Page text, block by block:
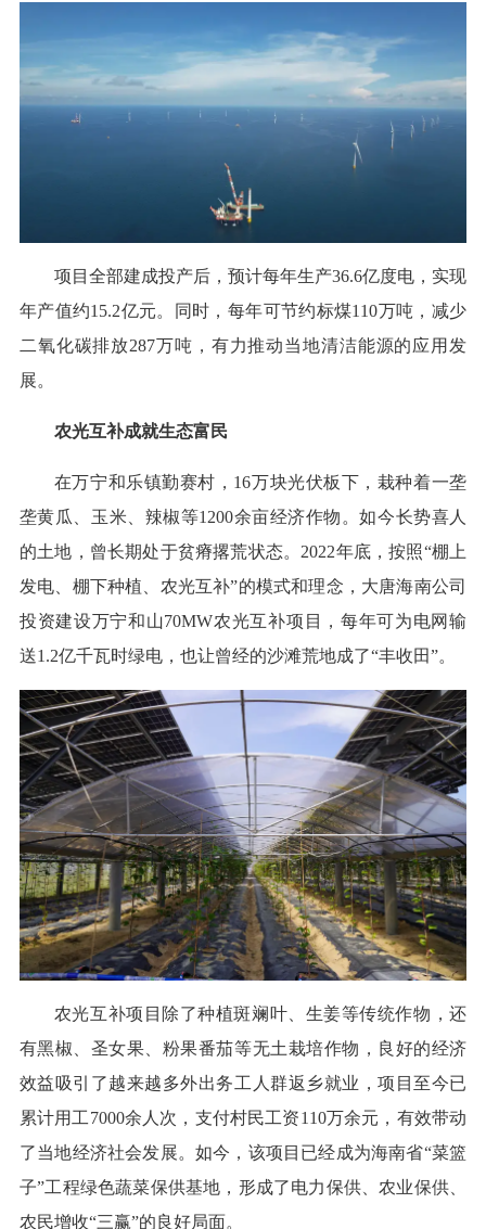
项目全部建成投产后，预计每年生产36.6亿度电，实现
年产值约15.2亿元。同时，每年可节约标煤110万吨，减少
二氧化碳排放287万吨，有力推动当地清洁能源的应用发
展。
农光互补成就生态富民
在万宁和乐镇勤赛村，16万块光伏板下，栽种着一垄
垄黄瓜、玉米、辣椒等1200余亩经济作物。如今长势喜人
的土地，曾长期处于贫瘠撂荒状态。2022年底，按照“棚上
发电、棚下种植、农光互补”的模式和理念，大唐海南公司
投资建设万宁和山70MW农光互补项目，每年可为电网输
送1.2亿千瓦时绿电，也让曾经的沙滩荒地成了“丰收田”。
农光互补项目除了种植斑斓叶、生姜等传统作物，还
有黑椒、圣女果、粉果番茄等无土栽培作物，良好的经济
效益吸引了越来越多外出务工人群返乡就业，项目至今已
累计用工7000余人次，支付村民工资110万余元，有效带动
了当地经济社会发展。如今，该项目已经成为海南省“菜篮
子”工程绿色蔬菜保供基地，形成了电力保供、农业保供、
农民增收“三赢”的良好局面。